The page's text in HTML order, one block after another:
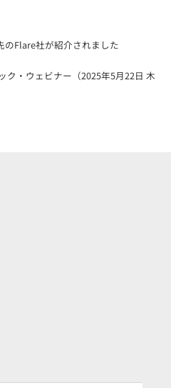
Flare社が紹介されました
ク・ウェビナー（2025年5月22日 木